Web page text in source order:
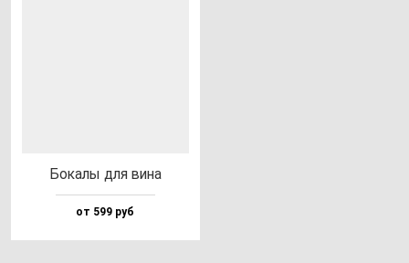
Бока­лы для ви­на
от 599 руб